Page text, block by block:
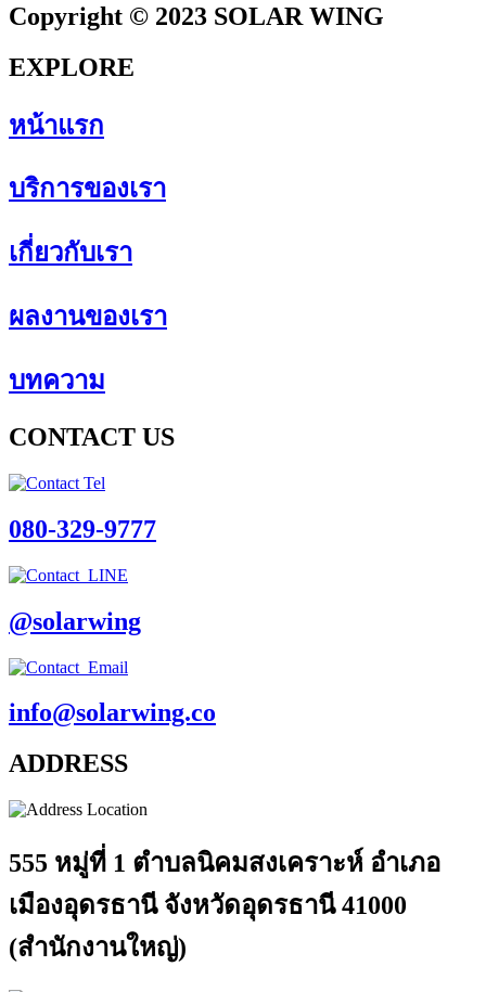
Copyright © 2023 SOLAR WING
EXPLORE
หน้าแรก
บริการของเรา
เกี่ยวกับเรา
ผลงานของเรา
บทความ
CONTACT US
080-329-9777
@solarwing
info@solarwing.co
ADDRESS
555 หมู่ที่ 1 ตำบลนิคมสงเคราะห์ อำเภอ
เมืองอุดรธานี จังหวัดอุดรธานี 41000
(สำนักงานใหญ่)